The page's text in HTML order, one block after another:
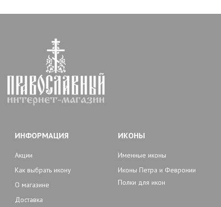
ИНФОРМАЦИЯ
Акции
Как выбрать икону
О магазине
Доставка
ИКОНЫ
Именные иконы
Иконы Петра и Февронии
Полки для икон